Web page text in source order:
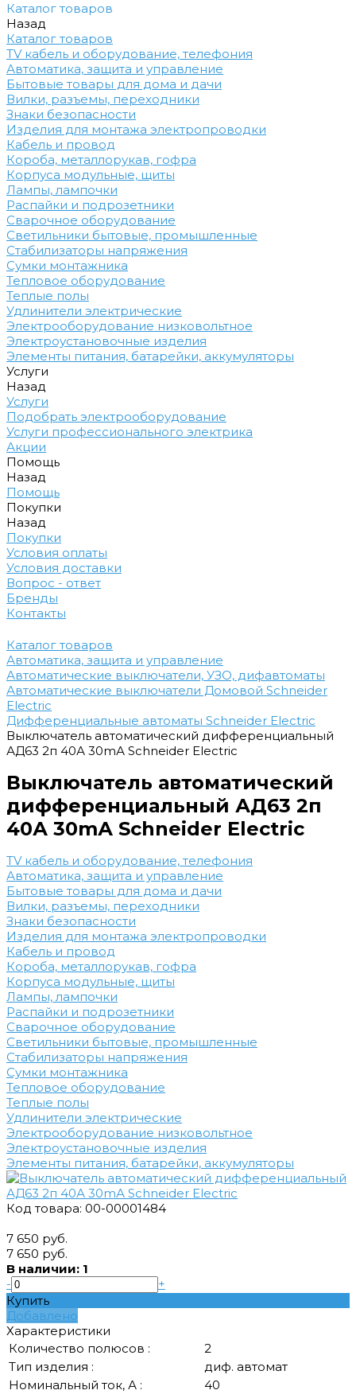
Каталог товаров
Назад
Каталог товаров
TV кабель и оборудование, телефония
Автоматика, защита и управление
Бытовые товары для дома и дачи
Вилки, разъемы, переходники
Знаки безопасности
Изделия для монтажа электропроводки
Кабель и провод
Короба, металлорукав, гофра
Корпуса модульные, щиты
Лампы, лампочки
Распайки и подрозетники
Сварочное оборудование
Светильники бытовые, промышленные
Стабилизаторы напряжения
Сумки монтажника
Тепловое оборудование
Теплые полы
Удлинители электрические
Электрооборудование низковольтное
Электроустановочные изделия
Элементы питания, батарейки, аккумуляторы
Услуги
Назад
Услуги
Подобрать электрооборудование
Услуги профессионального электрика
Акции
Помощь
Назад
Помощь
Покупки
Назад
Покупки
Условия оплаты
Условия доставки
Вопрос - ответ
Бренды
Контакты
Каталог товаров
Автоматика, защита и управление
Автоматические выключатели, УЗО, дифавтоматы
Автоматические выключатели Домовой Schneider
Electric
Дифференциальные автоматы Schneider Electric
Выключатель автоматический дифференциальный
АД63 2п 40А 30mА Schneider Electric
Выключатель автоматический
дифференциальный АД63 2п
40А 30mА Schneider Electric
TV кабель и оборудование, телефония
Автоматика, защита и управление
Бытовые товары для дома и дачи
Вилки, разъемы, переходники
Знаки безопасности
Изделия для монтажа электропроводки
Кабель и провод
Короба, металлорукав, гофра
Корпуса модульные, щиты
Лампы, лампочки
Распайки и подрозетники
Сварочное оборудование
Светильники бытовые, промышленные
Стабилизаторы напряжения
Сумки монтажника
Тепловое оборудование
Теплые полы
Удлинители электрические
Электрооборудование низковольтное
Электроустановочные изделия
Элементы питания, батарейки, аккумуляторы
Код товара: 00-00001484
7 650 руб.
7 650 руб.
В наличии: 1
-
+
Купить
Добавлено
Характеристики
Количество полюсов :
2
Тип изделия :
диф. автомат
Номинальный ток, А :
40